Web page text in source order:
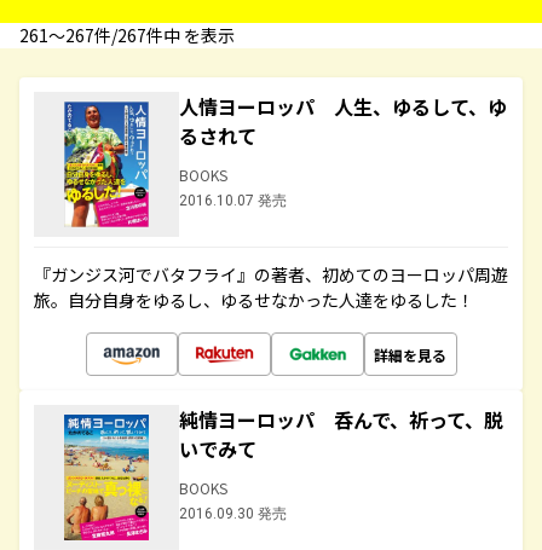
261〜267件/267件中 を表示
人情ヨーロッパ 人生、ゆるして、ゆ
るされて
BOOKS
2016.10.07 発売
『ガンジス河でバタフライ』の著者、初めてのヨーロッパ周遊
旅。自分自身をゆるし、ゆるせなかった人達をゆるした！
詳細を見る
純情ヨーロッパ 呑んで、祈って、脱
いでみて
BOOKS
2016.09.30 発売